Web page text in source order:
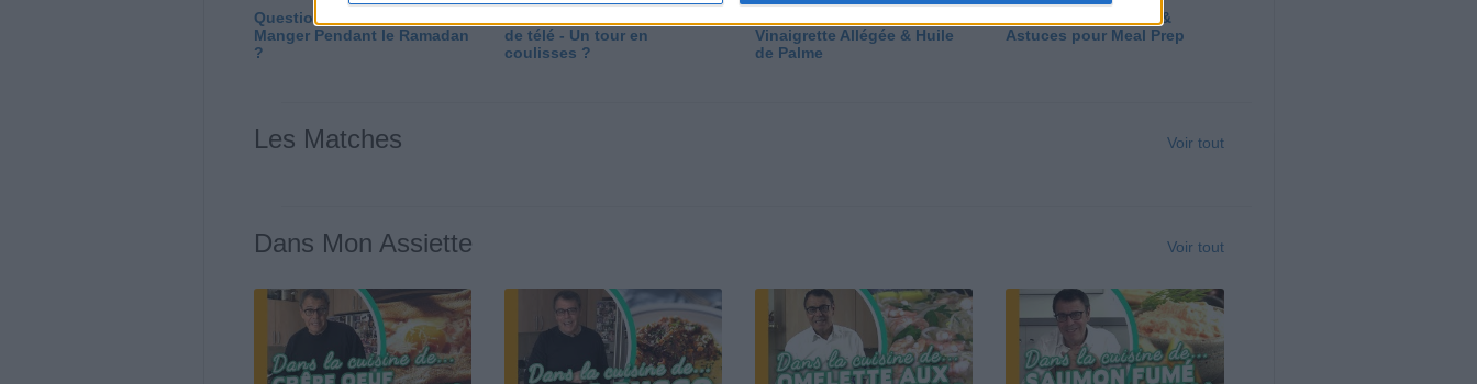
Question/Réponse : Que
Manger Pendant le Ramadan
?
de télé - Un tour en
coulisses ?
Vinaigrette Allégée & Huile
de Palme
Panga, Huile d'Olive &
Astuces pour Meal Prep
Les Matches Voir tout
Dans Mon Assiette Voir tout